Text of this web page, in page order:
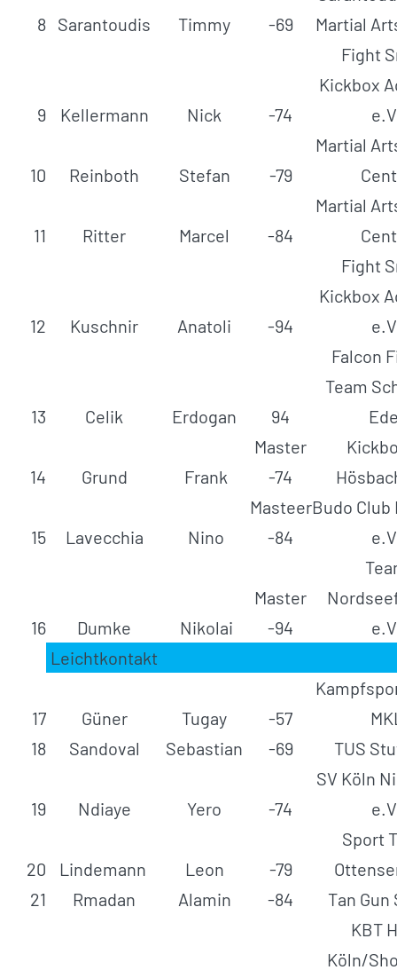
8 Sarantoudis Timmy -69
Martial
9 Kellermann Nick -74
Fight
Kickbox
10 Reinboth Stefan -79
Martial
11 Ritter Marcel -84
Martial
12 Kuschnir Anatoli -94
Fight
Kickbox
13 Celik Erdogan 94
Falcon
Team
14 Grund Frank
Master
-74
15 Lavecchia Nino
Masteer
-84
Budo
16 Dumke Nikolai
Master
-94
Leichtkontakt
17 Güner Tugay -57
18
Sandoval Sebastian -69 TUS
19 Ndiaye Yero -74
SV Köln
20 Lindemann Leon -79
Sport
21
Rmadan Alamin -84 Tan
KBT
Köln/